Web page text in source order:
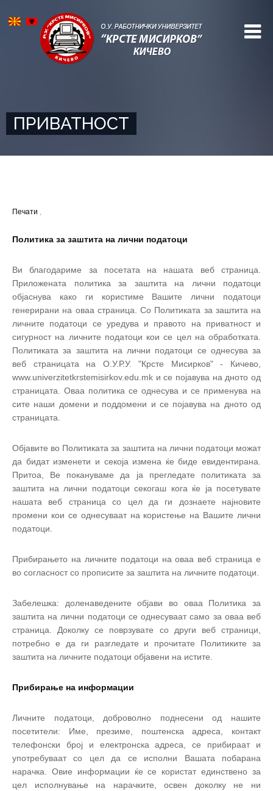
ПРИВАТНОСТ
Печати ,
Политика за заштита на лични податоци
Ви благодариме за посетата на нашата веб страница.
Приложената политика за заштита на лични податоци
објаснува како ги користиме Вашите лични податоци
генерирани на оваа страница. Со Политиката за заштита на
личните податоци се уредува и правото на приватност и
сигурност на личните податоци кои се цел на обработката.
Политиката за заштита на лични податоци се однесува за
веб страницата на О.У.Р.У. "Крсте Мисирков" - Кичево,
www.univerzitetkrstemisirkov.edu.mk и се појавува на дното од
страницата. Оваа политика се однесува и се применува на
сите наши домени и поддомени и се појавува на дното од
страницата.
Објавите во Политиката за заштита на лични податоци можат
да бидат изменети и секоја измена ќе биде евидентирана.
Притоа, Ве покануваме да ја прегледате политиката за
заштита на лични податоци секогаш кога ќе ја посетувате
нашата веб страница со цел да ги дознаете најновите
промени кои се однесуваат на користење на Вашите лични
податоци.
Прибирањето на личните податоци на оваа веб страница е
во согласност со прописите за заштита на личните податоци.
Забелешка: доленаведените објави во оваа Политика за
заштита на лични податоци се однесуваат само за оваа веб
страница. Доколку се поврзувате со други веб страници,
потребно е да ги разгледате и прочитате Политиките за
заштита на личните податоци објавени на истите.
Прибирање на информации
Личните податоци, доброволно поднесени од нашите
посетители: Име, презиме, поштенска адреса, контакт
телефонски број и електронска адреса, се прибираат и
употребуваат со цел да се исполни Вашата побарана
нарачка. Овие информации ќе се користат единствено за
цел исполнување на нарачките, освен доколку не ни